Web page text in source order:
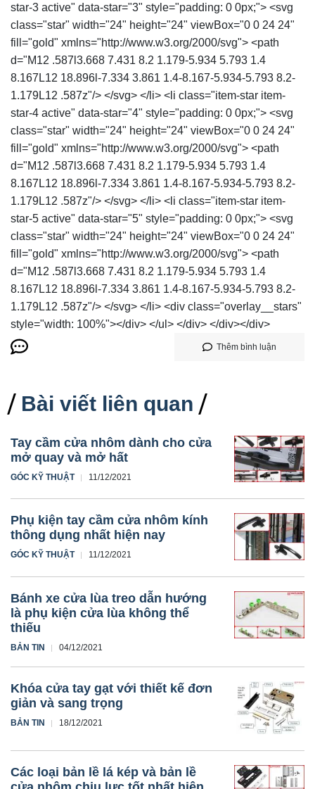
star-3 active" data-star="3" style="padding: 0 0px;"> <svg
class="star" width="24" height="24" viewBox="0 0 24 24"
fill="gold" xmlns="http://www.w3.org/2000/svg"> <path
d="M12 .587l3.668 7.431 8.2 1.179-5.934 5.793 1.4
8.167L12 18.896l-7.334 3.861 1.4-8.167-5.934-5.793 8.2-
1.179L12 .587z"/> </svg> </li> <li class="item-star item-
star-4 active" data-star="4" style="padding: 0 0px;"> <svg
class="star" width="24" height="24" viewBox="0 0 24 24"
fill="gold" xmlns="http://www.w3.org/2000/svg"> <path
d="M12 .587l3.668 7.431 8.2 1.179-5.934 5.793 1.4
8.167L12 18.896l-7.334 3.861 1.4-8.167-5.934-5.793 8.2-
1.179L12 .587z"/> </svg> </li> <li class="item-star item-
star-5 active" data-star="5" style="padding: 0 0px;"> <svg
class="star" width="24" height="24" viewBox="0 0 24 24"
fill="gold" xmlns="http://www.w3.org/2000/svg"> <path
d="M12 .587l3.668 7.431 8.2 1.179-5.934 5.793 1.4
8.167L12 18.896l-7.334 3.861 1.4-8.167-5.934-5.793 8.2-
1.179L12 .587z"/> </svg> </li> <div class="overlay__stars"
style="width: 100%"></div> </ul> </div> </div></div>
Thêm bình luận
Bài viết liên quan
Tay cầm cửa nhôm dành cho cửa
mở quay và mở hất
GÓC KỸ THUẬT 11/12/2021
Phụ kiện tay cầm cửa nhôm kính
thông dụng nhất hiện nay
GÓC KỸ THUẬT 11/12/2021
Bánh xe cửa lùa treo dẫn hướng
là phụ kiện cửa lùa không thể
thiếu
BẢN TIN 04/12/2021
Khóa cửa tay gạt với thiết kế đơn
giản và sang trọng
BẢN TIN 18/12/2021
Các loại bản lề lá kép và bản lề